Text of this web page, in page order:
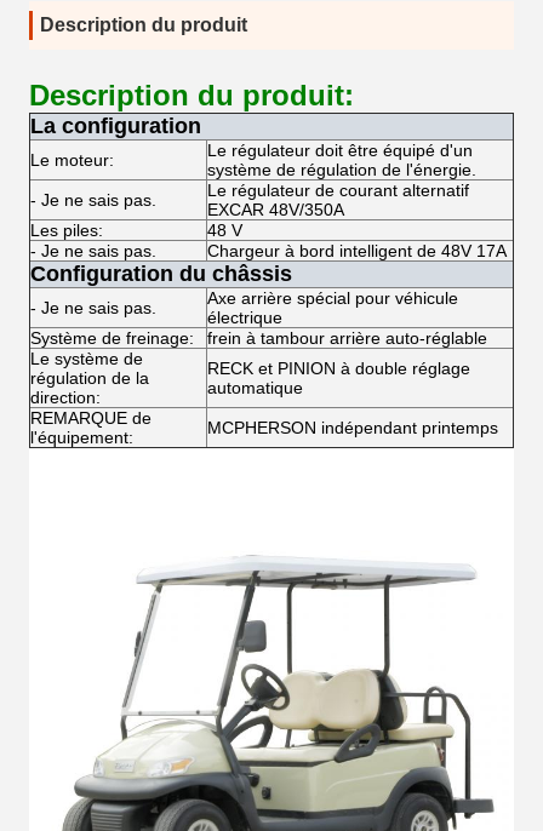
Description du produit
Description du produit:
La configuration
Le moteur:
Le régulateur doit être équipé d'un
système de régulation de l'énergie.
- Je ne sais pas.
Le régulateur de courant alternatif
EXCAR 48V/350A
Les piles:
48 V
- Je ne sais pas.
Chargeur à bord intelligent de 48V 17A
Configuration du châssis
- Je ne sais pas.
Axe arrière spécial pour véhicule
électrique
Système de freinage:
frein à tambour arrière auto-réglable
Le système de
régulation de la
direction:
RECK et PINION à double réglage
automatique
REMARQUE de
l'équipement:
MCPHERSON indépendant printemps